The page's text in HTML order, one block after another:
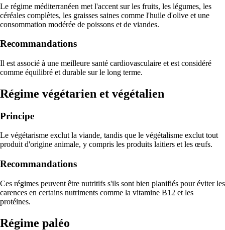
Le régime méditerranéen met l'accent sur les fruits, les légumes, les
céréales complètes, les graisses saines comme l'huile d'olive et une
consommation modérée de poissons et de viandes.
Recommandations
Il est associé à une meilleure santé cardiovasculaire et est considéré
comme équilibré et durable sur le long terme.
Régime végétarien et végétalien
Principe
Le végétarisme exclut la viande, tandis que le végétalisme exclut tout
produit d'origine animale, y compris les produits laitiers et les œufs.
Recommandations
Ces régimes peuvent être nutritifs s'ils sont bien planifiés pour éviter les
carences en certains nutriments comme la vitamine B12 et les
protéines.
Régime paléo